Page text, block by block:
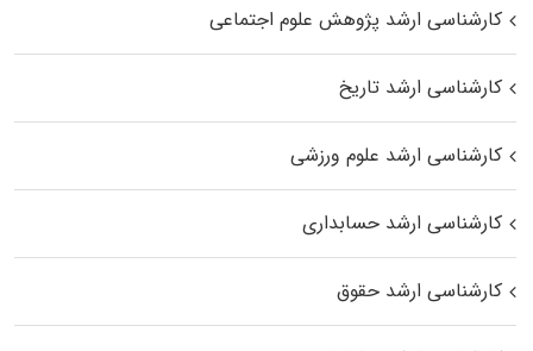
کارشناسی ارشد پژوهش علوم اجتماعی
کارشناسی ارشد تاریخ
کارشناسی ارشد علوم ورزشی
کارشناسی ارشد حسابداری
کارشناسی ارشد حقوق